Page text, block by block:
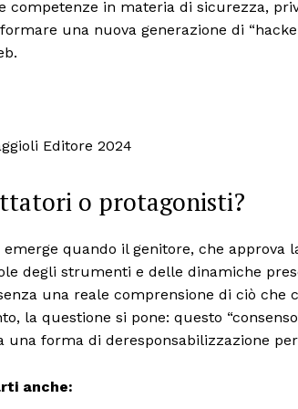
competenze in materia di sicurezza,
una nuova generazione di
Editore 2024
o protagonisti?
quando il genitore, che approva
degli strumenti e delle dinamiche
una reale comprensione di ciò che
la questione si pone: questo
una forma di deresponsabilizzazione
anche: